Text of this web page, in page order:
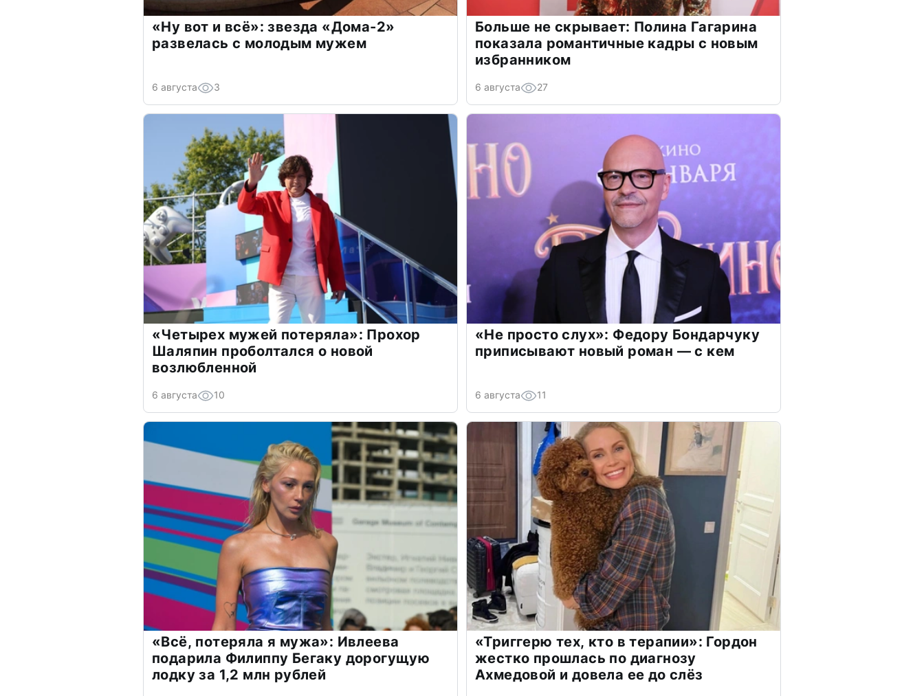
«Ну вот и всё»: звезда «Дома-2»
развелась с молодым мужем
6 августа 3
Больше не скрывает: Полина Гагарина
показала романтичные кадры с новым
избранником
6 августа 27
«Четырех мужей потеряла»: Прохор
Шаляпин проболтался о новой
возлюбленной
6 августа 10
«Не просто слух»: Федору Бондарчуку
приписывают новый роман — с кем
6 августа 11
«Всё, потеряла я мужа»: Ивлеева
подарила Филиппу Бегаку дорогущую
лодку за 1,2 млн рублей
«Триггерю тех, кто в терапии»: Гордон
жестко прошлась по диагнозу
Ахмедовой и довела ее до слёз